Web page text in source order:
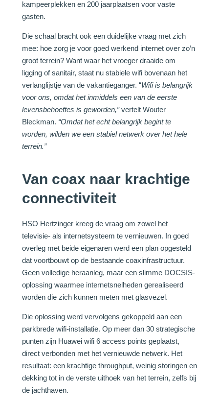
kampeerplekken en 200 jaarplaatsen voor vaste
gasten.
Die schaal bracht ook een duidelijke vraag met zich
mee: hoe zorg je voor goed werkend internet over zo’n
groot terrein? Want waar het vroeger draaide om
ligging of sanitair, staat nu stabiele wifi bovenaan het
verlanglijstje van de vakantieganger. “Wifi is belangrijk
voor ons, omdat het inmiddels een van de eerste
levensbehoeftes is geworden,”vertelt Wouter
Bleckman. “Omdat het echt belangrijk begint te
worden, wilden we een stabiel netwerk over het hele
terrein.”
Van coax naar krachtige
connectiviteit
HSO Hertzinger kreeg de vraag om zowel het
televisie- als internetsysteem te vernieuwen. In goed
overleg met beide eigenaren werd een plan opgesteld
dat voortbouwt op de bestaande coaxinfrastructuur.
Geen volledige heraanleg, maar een slimme DOCSIS-
oplossing waarmee internetsnelheden gerealiseerd
worden die zich kunnen meten met glasvezel.
Die oplossing werd vervolgens gekoppeld aan een
parkbrede wifi-installatie. Op meer dan 30 strategische
punten zijn Huawei wifi 6 access points geplaatst,
direct verbonden met het vernieuwde netwerk. Het
resultaat: een krachtige throughput, weinig storingen en
dekking tot in de verste uithoek van het terrein, zelfs bij
de jachthaven.